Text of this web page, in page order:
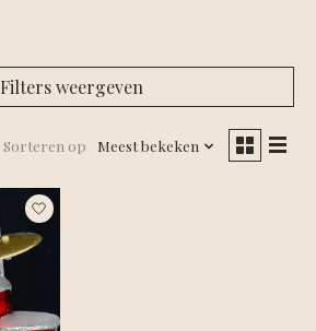
Filters weergeven
Sorteren op Meest bekeken